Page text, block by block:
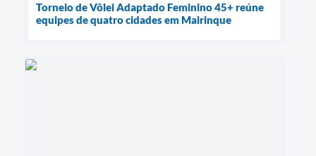
Torneio de Vôlei Adaptado Feminino 45+ reúne
equipes de quatro cidades em Mairinque